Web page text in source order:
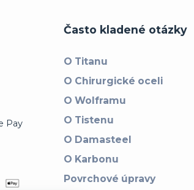
Často kladené otázky
O Titanu
O Chirurgické oceli
O Wolframu
O Tistenu
O Damasteel
O Karbonu
Povrchové úpravy